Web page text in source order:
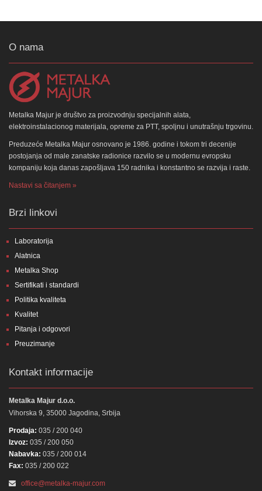
O nama
Metalka Majur je društvo za proizvodnju specijalnih alata,
elektroinstalacionog materijala, opreme za PTT, spoljnu i unutrašnju trgovinu.
Preduzeće Metalka Majur osnovano je 1986. godine i tokom tri decenije
postojanja od male zanatske radionice razvilo se u modernu evropsku
kompaniju koja danas zapošljava 150 radnika i konstantno se razvija i raste.
Nastavi sa čitanjem »
Brzi linkovi
Laboratorija
Alatnica
Metalka Shop
Sertifikati i standardi
Politika kvaliteta
Kvalitet
Pitanja i odgovori
Preuzimanje
Kontakt informacije
Metalka Majur d.o.o.
Vihorska 9, 35000 Jagodina, Srbija
Prodaja: 035 / 200 040
Izvoz: 035 / 200 050
Nabavka: 035 / 200 014
Fax: 035 / 200 022
office@metalka-majur.com